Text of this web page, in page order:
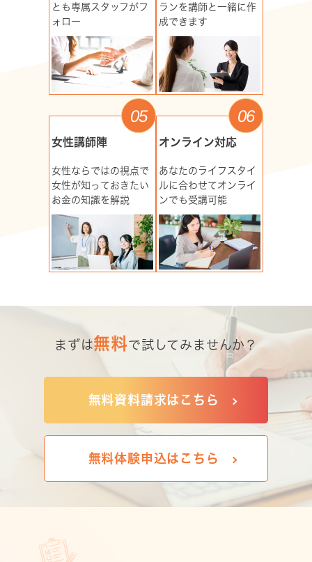
とも専属スタッフがフ
ォロー
ランを講師と一緒に作
成できます
05
女性講師陣
女性ならではの視点で
女性が知っておきたい
お金の知識を解説
06
オンライン対応
あなたのライフスタイ
ルに合わせてオンライ
ンでも受講可能
まずは無料で試してみませんか？
無料資料請求はこちら
無料体験申込はこちら